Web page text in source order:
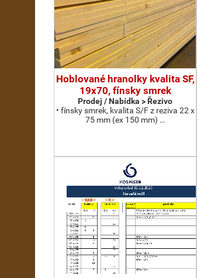
Hoblované hranolky kvalita SF,
19x70, fínsky smrek
Prodej / Nabídka > Řezivo
• fínsky smrek, kvalita S/F z reziva 22 x
75 mm (ex 150 mm) …